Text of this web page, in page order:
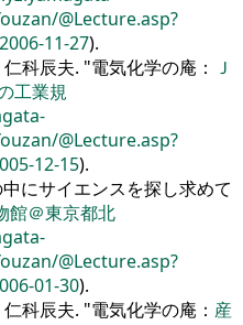
@Lecture.asp?
2006-11-27).
科辰夫. 電気化学の庵： Ｊ
工業規
@Lecture.asp?
12-15).
にサイエンスを探し求めて
館＠東京都北
@Lecture.asp?
01-30).
科辰夫. 電気化学の庵： 産